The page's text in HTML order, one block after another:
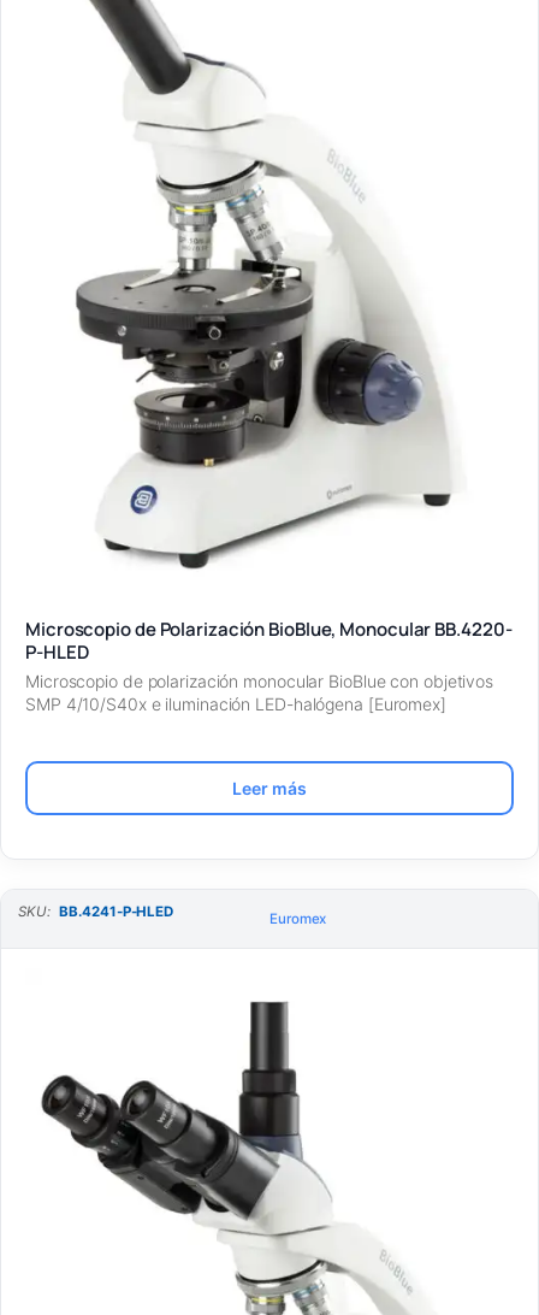
Microscopio de Polarización BioBlue, Monocular BB.4220-
P-HLED
Microscopio de polarización monocular BioBlue con objetivos
SMP 4/10/S40x e iluminación LED-halógena [Euromex]
Leer más
SKU: BB.4241-P-HLED Euromex